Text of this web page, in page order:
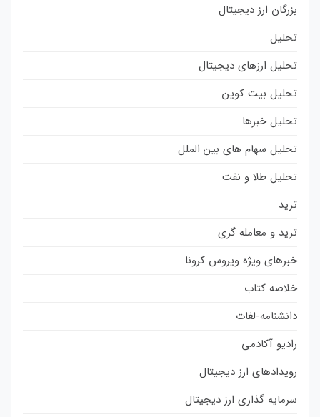
بزرگان ارز دیجیتال
تحلیل
تحلیل ارزهای دیجیتال
تحلیل بیت کوین
تحلیل خبرها
تحلیل سهام های بین الملل
تحلیل طلا و نفت
ترید
ترید و معامله گری
خبرهای ویژه ویروس کرونا
خلاصه کتاب
دانشنامه-لغات
رادیو آکادمی
رویدادهای ارز دیجیتال
سرمایه گذاری ارز دیجیتال